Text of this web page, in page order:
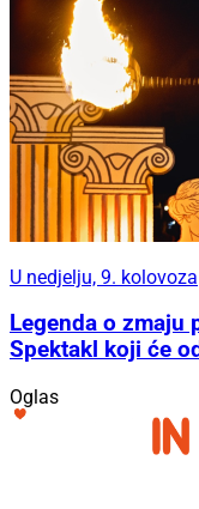
U nedjelju, 9. kolovoza
Legenda o zmaju
Spektakl koji će
Oglas